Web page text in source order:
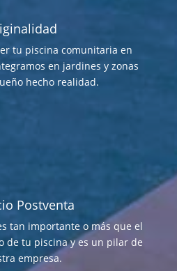
tu piscina comunitaria en
en jardines y zonas
hecho realidad.
Postventa
tan importante o más que el
de tu piscina y es un pilar de
empresa.